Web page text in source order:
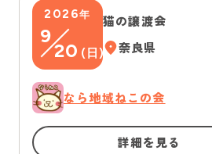
2026年
9
20 ( 日)
猫の譲渡会
奈良県
なら地域ねこの会
詳細を見る